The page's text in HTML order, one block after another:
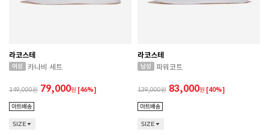
라코스테
카나비 세트
149,000 79,000원 [46%]
SIZE
라코스테
파워코트
139,000 83,000원 [40%]
SIZE